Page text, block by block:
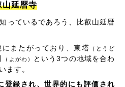
山延暦寺
っているであろう、比叡山延暦
またがっており、東塔
（とうど
（よがわ）
という3つの地域を合わ
ます。
登録され、世界的にも評価され